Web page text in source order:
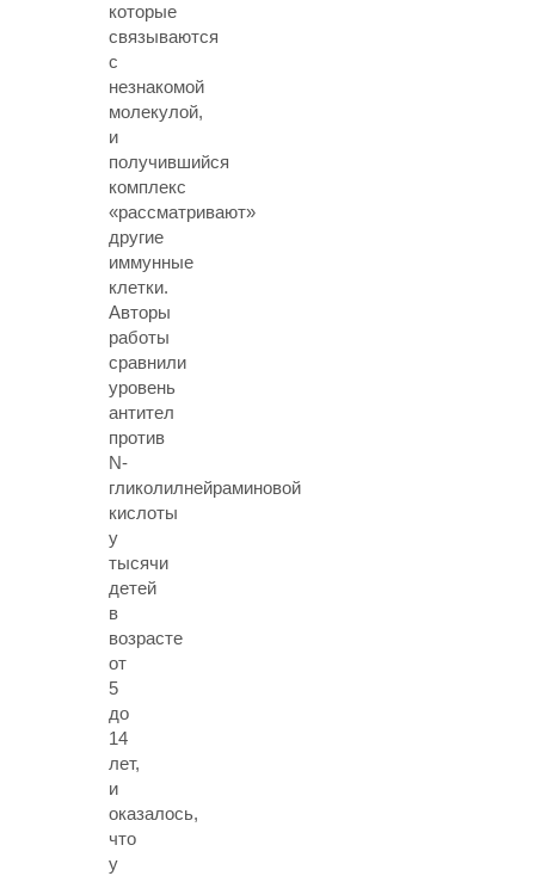
которые
связываются
с
незнакомой
молекулой,
и
получившийся
комплекс
«рассматривают»
другие
иммунные
клетки.
Авторы
работы
сравнили
уровень
антител
против
N-
гликолилнейраминовой
кислоты
у
тысячи
детей
в
возрасте
от
5
до
14
лет,
и
оказалось,
что
у